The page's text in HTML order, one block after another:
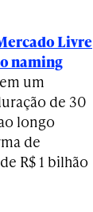
Livre
naming
um
de 30
longo
de
R$ 1 bilhão